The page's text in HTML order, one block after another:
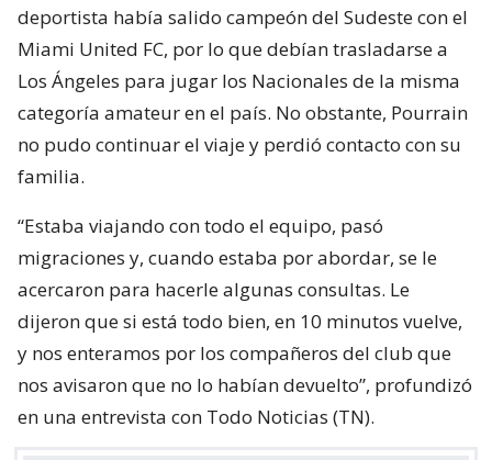
deportista había salido campeón del Sudeste con el
Miami United FC, por lo que debían trasladarse a
Los Ángeles para jugar los Nacionales de la misma
categoría amateur en el país. No obstante, Pourrain
no pudo continuar el viaje y perdió contacto con su
familia.
“Estaba viajando con todo el equipo, pasó
migraciones y, cuando estaba por abordar, se le
acercaron para hacerle algunas consultas. Le
dijeron que si está todo bien, en 10 minutos vuelve,
y nos enteramos por los compañeros del club que
nos avisaron que no lo habían devuelto”, profundizó
en una entrevista con Todo Noticias (TN).